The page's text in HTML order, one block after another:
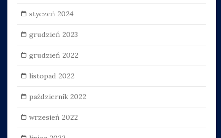
styczeń 2024
grudzień 2023
grudzień 2022
listopad 2022
październik 2022
wrzesień 2022